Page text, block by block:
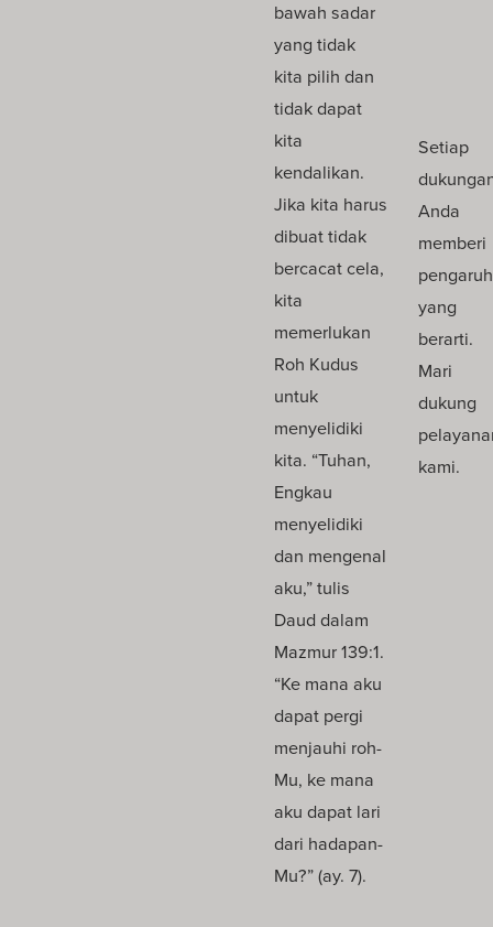
bawah sadar
yang tidak
kita pilih dan
tidak dapat
kita
kendalikan.
Jika kita harus
dibuat tidak
bercacat cela,
kita
memerlukan
Roh Kudus
untuk
menyelidiki
kita. “Tuhan,
Engkau
menyelidiki
dan mengenal
aku,” tulis
Daud dalam
Mazmur 139:1.
“Ke mana aku
dapat pergi
menjauhi roh-
Mu, ke mana
aku dapat lari
dari hadapan-
Mu?” (ay. 7).
Setiap
Anda
memberi
pengaruh
yang
berarti.
Mari
dukung
kami.